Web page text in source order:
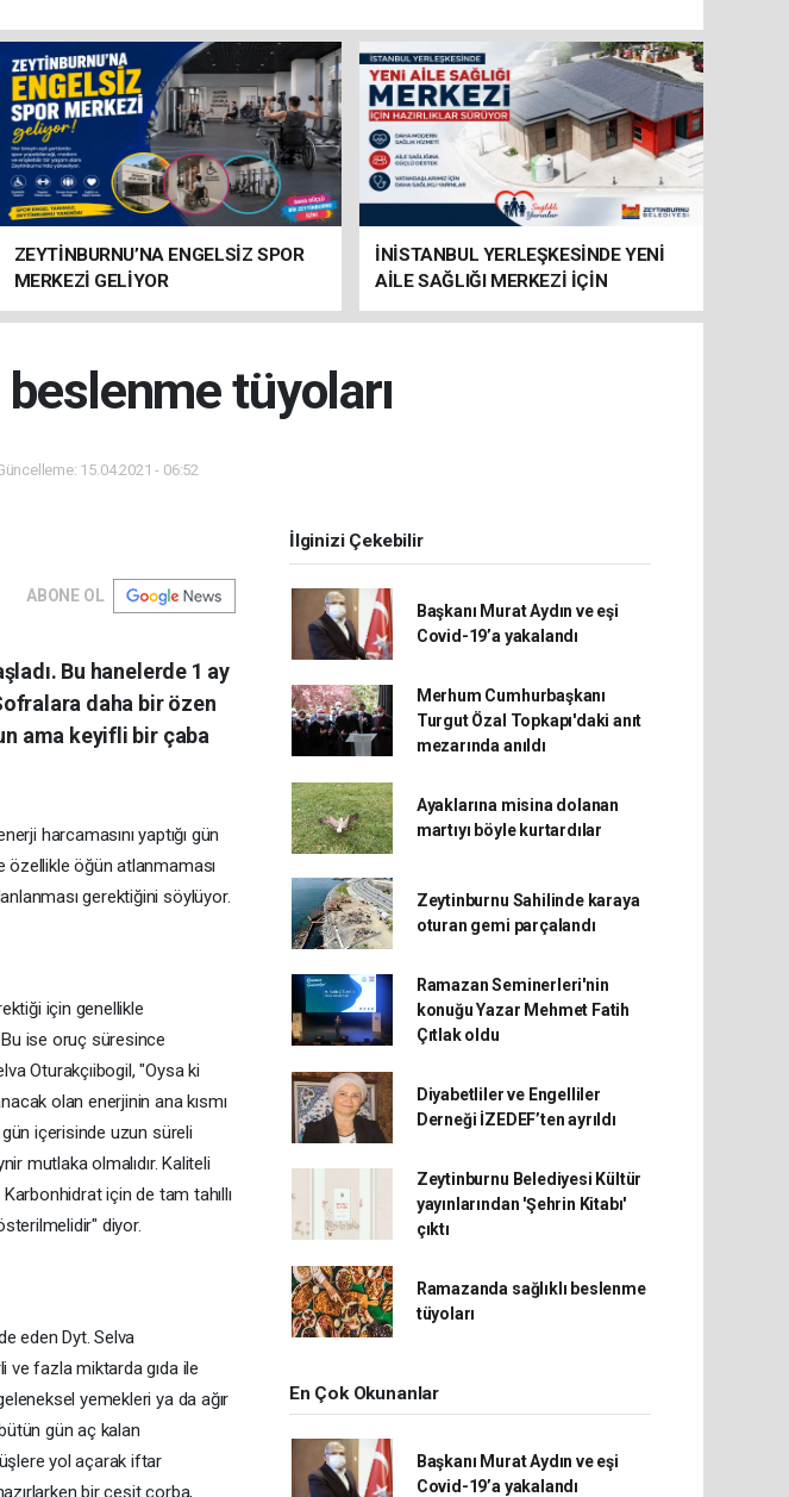
ZEYTİNBURNU’NA ENGELSİZ SPOR
MERKEZİ GELİYOR
İNİSTANBUL YERLEŞKESİNDE YENİ
AİLE SAĞLIĞI MERKEZİ İÇİN
HAZIRLIKLAR SÜRÜYOR
beslenme tüyoları
15.04.2021 - 06:52
ABONE OL
Bu hanelerde 1 ay
daha bir özen
ama keyifli bir çaba
harcamasını yaptığı gün
özellikle öğün atlanmaması
gerektiğini söylüyor.
için genellikle
ise oruç süresince
Oturakçıibogil, "Oysa ki
olan enerjinin ana kısmı
gün içerisinde uzun süreli
mutlaka olmalıdır. Kaliteli
için de tam tahıllı
diyor.
eden Dyt. Selva
ve fazla miktarda gıda ile
yemekleri ya da ağır
gün aç kalan
yol açarak iftar
bir çeşit çorba,
İlginizi Çekebilir
Başkanı Murat Aydın ve eşi
Covid-19’a yakalandı
Merhum Cumhurbaşkanı
Turgut Özal Topkapı'daki anıt
mezarında anıldı
Ayaklarına misina dolanan
martıyı böyle kurtardılar
Zeytinburnu Sahilinde karaya
oturan gemi parçalandı
Ramazan Seminerleri'nin
konuğu Yazar Mehmet Fatih
Çıtlak oldu
Diyabetliler ve Engelliler
Derneği İZEDEF’ten ayrıldı
Zeytinburnu Belediyesi Kültür
yayınlarından 'Şehrin Kitabı'
çıktı
Ramazanda sağlıklı beslenme
tüyoları
En Çok Okunanlar
Başkanı Murat Aydın ve eşi
Covid-19’a yakalandı